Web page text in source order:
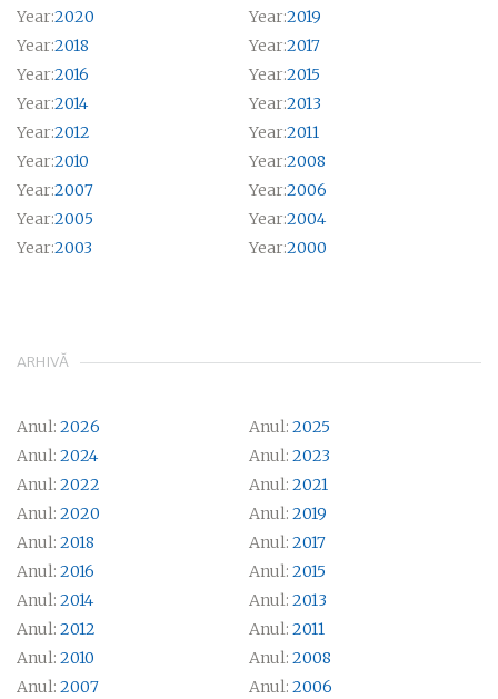
Year:2020 Year:2019
Year:2018 Year:2017
Year:2016 Year:2015
Year:2014 Year:2013
Year:2012 Year:2011
Year:2010 Year:2008
Year:2007 Year:2006
Year:2005 Year:2004
Year:2003 Year:2000
ARHIVĂ
Anul: 2026 Anul: 2025
Anul: 2024 Anul: 2023
Anul: 2022 Anul: 2021
Anul: 2020 Anul: 2019
Anul: 2018 Anul: 2017
Anul: 2016 Anul: 2015
Anul: 2014 Anul: 2013
Anul: 2012 Anul: 2011
Anul: 2010 Anul: 2008
Anul: 2007 Anul: 2006